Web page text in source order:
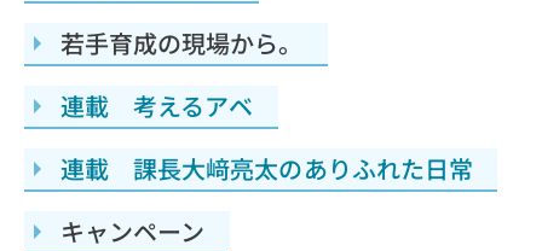
若手育成の現場から。
連載 考えるアベ
連載 課長大﨑亮太のありふれた日常
キャンペーン